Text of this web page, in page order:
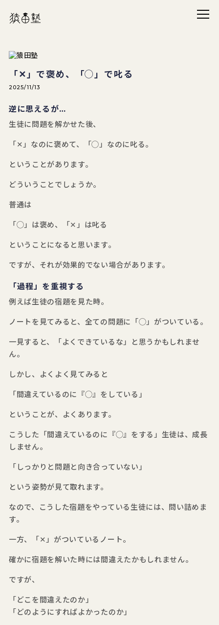
メニ
猿田塾
「✕」で褒め、「◯」で叱る
2025/11/13
逆に思えるが…
生徒に問題を解かせた後、
「✕」なのに褒めて、「◯」なのに叱る。
ということがあります。
どういうことでしょうか。
普通は
「◯」は褒め、「✕」は叱る
ということになると思います。
ですが、それが効果的でない場合があります。
「過程」を重視する
例えば生徒の宿題を見た時。
ノートを見てみると、全ての問題に「◯」がついている。
一見すると、「よくできているな」と思うかもしれませ
ん。
しかし、よくよく見てみると
「間違えているのに『◯』をしている」
ということが、よくあります。
こうした「間違えているのに『◯』をする」生徒は、成長
しません。
「しっかりと問題と向き合っていない」
という姿勢が見て取れます。
なので、こうした宿題をやっている生徒には、問い詰めま
す。
一方、「✕」がついているノート。
確かに宿題を解いた時には間違えたかもしれません。
ですが、
「どこを間違えたのか」
「どのようにすればよかったのか」